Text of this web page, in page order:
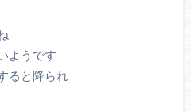
ようです
ると降られ